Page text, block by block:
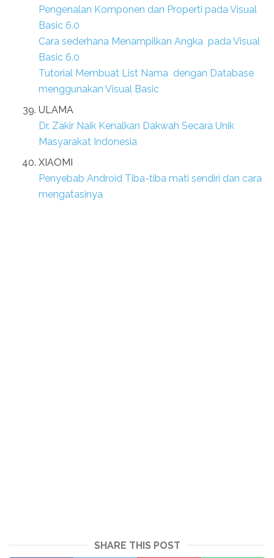
Pengenalan Komponen dan Properti pada Visual
Basic 6.0
Cara sederhana Menampilkan Angka pada Visual
Basic 6.0
Tutorial Membuat List Nama dengan Database
menggunakan Visual Basic
ULAMA
Dr. Zakir Naik Kenalkan Dakwah Secara Unik
Masyarakat Indonesia
XIAOMI
Penyebab Android Tiba-tiba mati sendiri dan cara
mengatasinya
SHARE THIS POST